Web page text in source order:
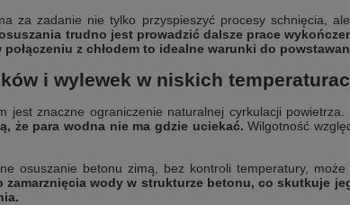
za zadanie nie tylko przyspieszyć procesy schnięcia,
trudno jest prowadzić dalsze prace
z chłodem to idealne warunki do
i wylewek w niskich
jest znaczne ograniczenie naturalnej cyrkulacji powietrza.
że para wodna nie ma gdzie uciekać. Wilgotność
osuszanie betonu zimą, bez kontroli temperatury,
wody w strukturze betonu, co skutkuje